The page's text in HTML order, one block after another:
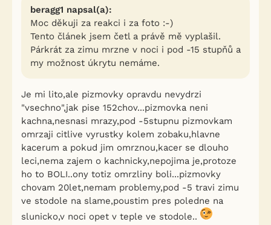
beragg1 napsal(a):
Moc děkuji za reakci i za foto :-)
Tento článek jsem četl a právě mě vyplašil.
Párkrát za zimu mrzne v noci i pod -15 stupňů a
my možnost úkrytu nemáme.
Je mi lito,ale pizmovky opravdu nevydrzi
"vsechno",jak pise 152chov...pizmovka neni
kachna,nesnasi mrazy,pod -5stupnu pizmovkam
omrzaji citlive vyrustky kolem zobaku,hlavne
kacerum a pokud jim omrznou,kacer se dlouho
leci,nema zajem o kachnicky,nepojima je,protoze
ho to BOLI..ony totiz omrzliny boli...pizmovky
chovam 20let,nemam problemy,pod -5 travi zimu
ve stodole na slame,poustim pres poledne na
slunicko,v noci opet v teple ve stodole..